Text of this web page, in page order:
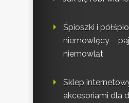
Śpioszki i
niemowlęcy –
niemowląt
Sklep
akcesoriami dla